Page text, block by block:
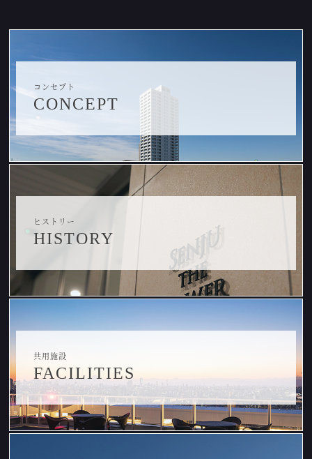
コンセプト
CONCEPT
ヒストリー
HISTORY
共用施設
FACILITIES